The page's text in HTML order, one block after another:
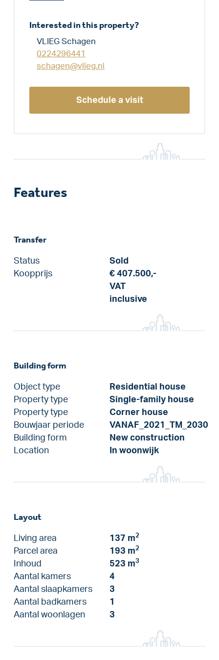
Interested in this property?
VLIEG Schagen
0224296441
schagen@vlieg.nl
Schedule a visit
Features
Transfer
Status
Sold
Koopprijs
€ 407.500,-
VAT
inclusive
Building form
Object type
Residential house
Property type
Single-family house
Property type
Corner house
Bouwjaar periode
VANAF_2021_TM_2030
Building form
New construction
Location
In woonwijk
Layout
Living area 137 m2
Parcel area 193 m2
Inhoud 523 m3
Aantal kamers
4
Aantal slaapkamers
3
Aantal badkamers
1
Aantal woonlagen
3